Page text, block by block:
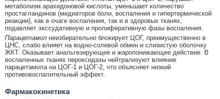
метаболизм арахидоновой кислоты, уменьшает количество
простагландинов (медиаторов боли, воспаления и гипертермической
реакции), как в очаге воспаления, так и в здоровых тканях,
подавляет экссудативную и пролиферативную фазы воспаления.
Парацетамол неизбирательно блокирует ЦОГ, преимущественно в
ЦНС, слабо влияет на водно-солевой обмен и слизистую оболочку
ЖКТ. Оказывает анальгезирующее и жаропонижающее действие. В
воспаленных тканях пероксидазы нейтрализуют влияние
парацетамола на ЦОГ-1 и ЦОГ-2, что объясняет низкий
противовоспалительный эффект.
Фармакокинетика